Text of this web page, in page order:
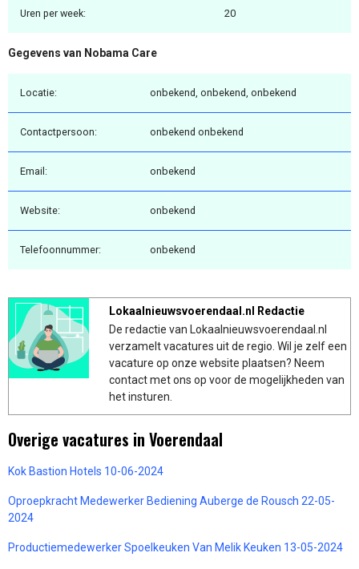
Uren per week: 20
Gegevens van Nobama Care
Locatie: onbekend, onbekend, onbekend
Contactpersoon: onbekend onbekend
Email: onbekend
Website: onbekend
Telefoonnummer: onbekend
Lokaalnieuwsvoerendaal.nl Redactie
De redactie van Lokaalnieuwsvoerendaal.nl
verzamelt vacatures uit de regio. Wil je zelf een
vacature op onze website plaatsen? Neem
contact met ons op voor de mogelijkheden van
het insturen.
Overige vacatures in Voerendaal
Kok Bastion Hotels 10-06-2024
Oproepkracht Medewerker Bediening Auberge de Rousch 22-05-
2024
Productiemedewerker Spoelkeuken Van Melik Keuken 13-05-2024